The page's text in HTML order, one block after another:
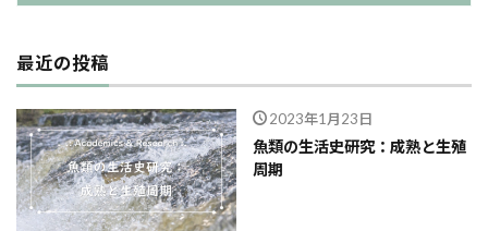
最近の投稿
2023年1月23日
魚類の生活史研究：成熟と生殖
周期